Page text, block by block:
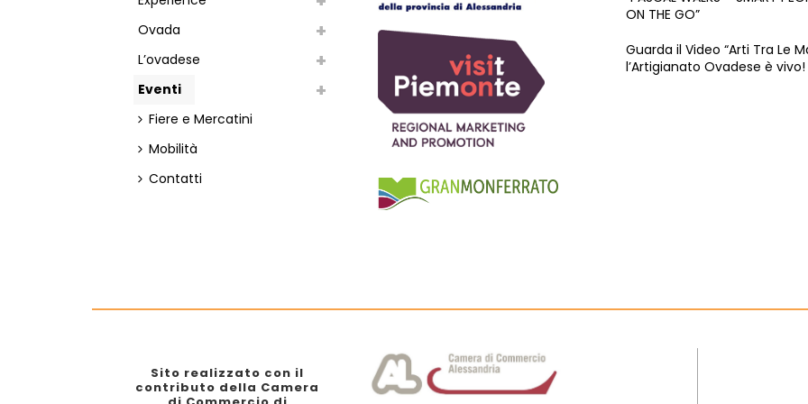
Ovada
L’ovadese
Eventi
Fiere e Mercatini
Mobilità
Contatti
ON THE GO”
Guarda il Video “Arti Tra Le
l’Artigianato Ovadese è vivo!
Sito realizzato con il
contributo della Camera